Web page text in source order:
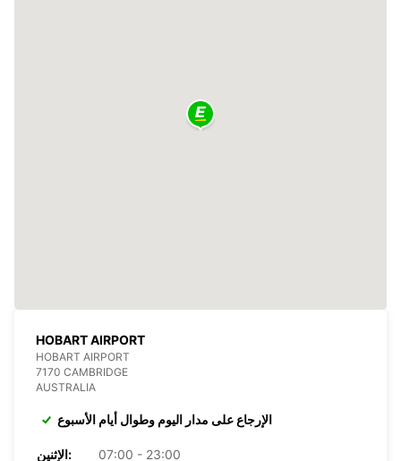
HOBART AIRPORT
HOBART AIRPORT
7170 CAMBRIDGE
AUSTRALIA
الإرجاع على مدار اليوم وطوال أيام الأسبوع
الإثنين:
07:00 - 23:00